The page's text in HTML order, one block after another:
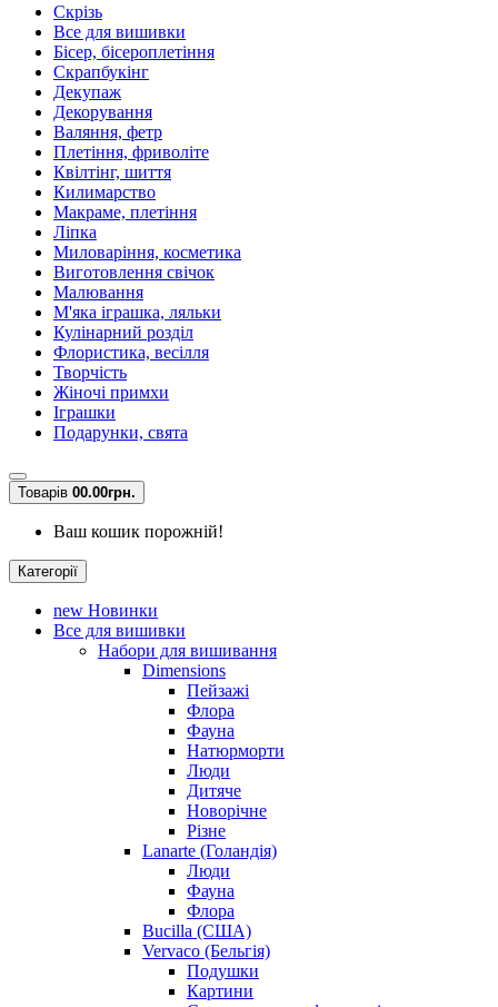
Скрізь
Все для вишивки
Бісер, бісероплетіння
Скрапбукінг
Декупаж
Декорування
Валяння, фетр
Плетіння, фриволіте
Квілтінг, шиття
Килимарство
Макраме, плетіння
Ліпка
Миловаріння, косметика
Виготовлення свічок
Малювання
М'яка іграшка, ляльки
Кулінарний розділ
Флористика, весілля
Творчість
Жіночі примхи
Іграшки
Подарунки, свята
Товарів 00.00грн.
Ваш кошик порожній!
Категорії
new Новинки
Все для вишивки
Набори для вишивання
Dimensions
Пейзажі
Флора
Фауна
Натюрморти
Люди
Дитяче
Новорічне
Різне
Lanarte (Голандія)
Люди
Фауна
Флора
Bucilla (США)
Vervaco (Бельгія)
Подушки
Картини